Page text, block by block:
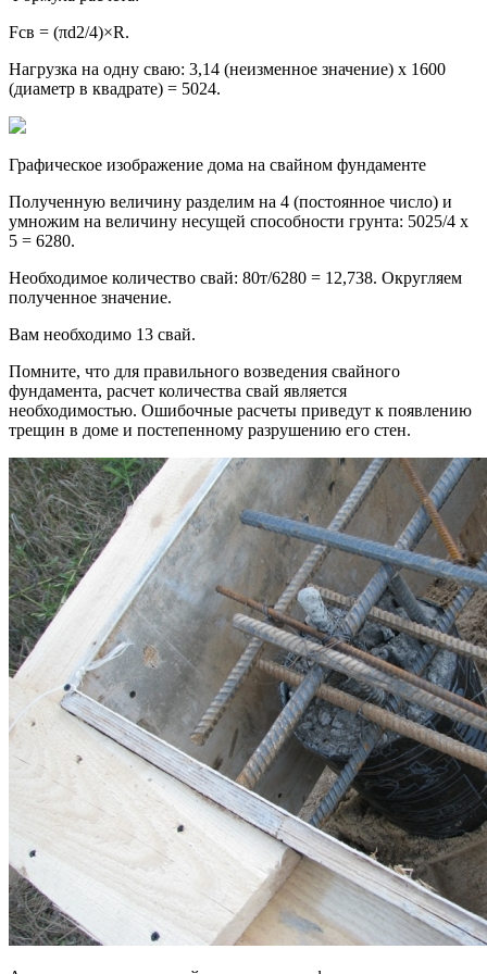
Fсв = (πd2/4)×R.
Нагрузка на одну сваю: 3,14 (неизменное значение) х 1600
(диаметр в квадрате) = 5024.
Графическое изображение дома на свайном фундаменте
Полученную величину разделим на 4 (постоянное число) и
умножим на величину несущей способности грунта: 5025/4 х
5 = 6280.
Необходимое количество свай: 80т/6280 = 12,738. Округляем
полученное значение.
Вам необходимо 13 свай.
Помните, что для правильного возведения свайного
фундамента, расчет количества свай является
необходимостью. Ошибочные расчеты приведут к появлению
трещин в доме и постепенному разрушению его стен.